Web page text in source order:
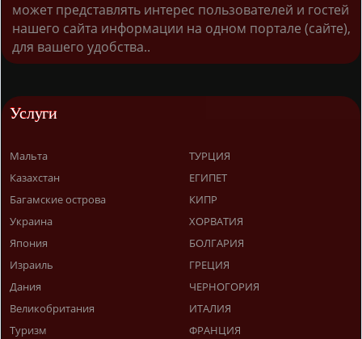
может представлять интерес пользователей и гостей
нашего сайта информации на одном портале (сайте),
для вашего удобства..
Услуги
Мальта
Казахстан
Багамские острова
Украина
Япония
Израиль
Дания
Великобритания
Туризм
ТУРЦИЯ
ЕГИПЕТ
КИПР
ХОРВАТИЯ
БОЛГАРИЯ
ГРЕЦИЯ
ЧЕРНОГОРИЯ
ИТАЛИЯ
ФРАНЦИЯ